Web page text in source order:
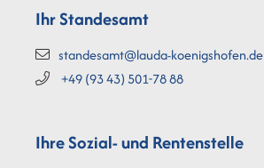
Ihr Standesamt
standesamt@lauda-koenigshofen.de
+49 (9343) 501-7888
Ihre Sozial- und Rentenstelle